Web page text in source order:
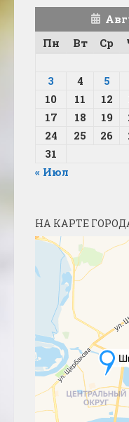
Пн
Вт Ср
3
4 5
10
11 12
17
18 19
24
25 26
31
« Июл
НА КАРТЕ